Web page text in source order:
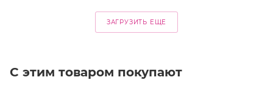
ЗАГРУЗИТЬ ЕЩЕ
С этим товаром покупают